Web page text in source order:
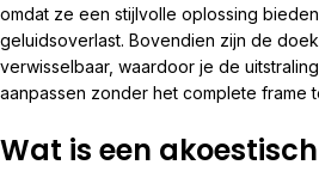
omdat ze een stijlvolle oplossing
geluidsoverlast. Bovendien zijn de
verwisselbaar, waardoor je de
aanpassen zonder het complete frame
Wat is een